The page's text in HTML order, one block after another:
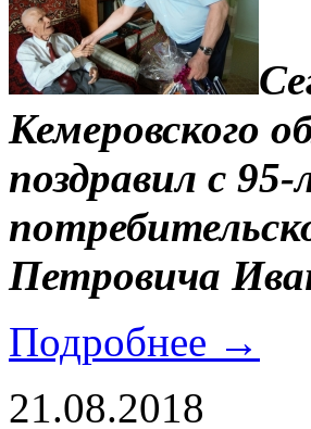
Кемеровского
поздравил с
Петровича
Подробнее →
21.08.2018